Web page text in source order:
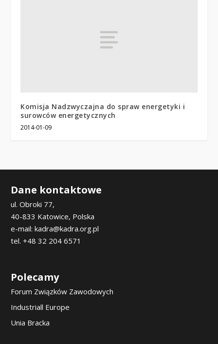
Komisja Nadzwyczajna do spraw energetyki i
surowców energetycznych
2014-01-09
Dane kontaktowe
ul. Obroki 77,
40-833 Katowice, Polska
e-mail: kadra@kadra.org.pl
tel. +48 32 204 6571
Polecamy
Forum Związków Zawodowych
Industriall Europe
Unia Bracka